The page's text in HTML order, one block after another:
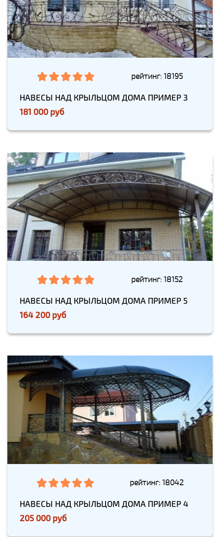
рейтинг: 18195
НАВЕСЫ НАД КРЫЛЬЦОМ ДОМА ПРИМЕР 3
181 000 руб
рейтинг: 18152
НАВЕСЫ НАД КРЫЛЬЦОМ ДОМА ПРИМЕР 5
164 200 руб
рейтинг: 18042
НАВЕСЫ НАД КРЫЛЬЦОМ ДОМА ПРИМЕР 4
205 000 руб